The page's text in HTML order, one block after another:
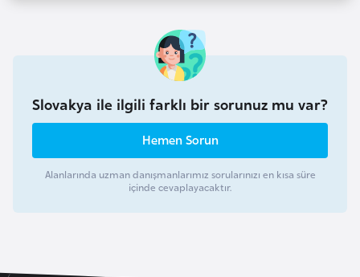
Slovakya ile ilgili farklı bir sorunuz mu var?
Hemen Sorun
Alanlarında uzman danışmanlarımız sorularınızı en kısa süre
içinde cevaplayacaktır.
B
u